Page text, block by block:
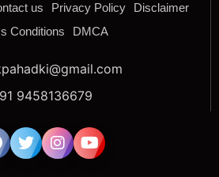
us Privacy Policy
Disclaimer
Conditions
DMCA
9458136679